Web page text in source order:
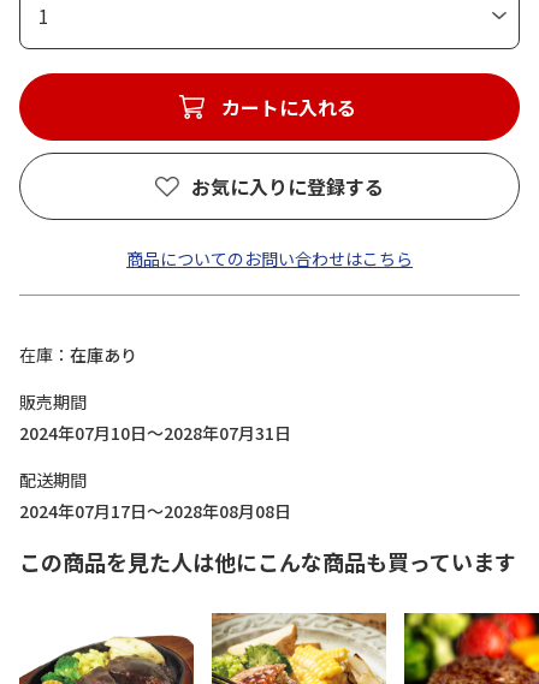
1
カートに入れる
お気に入りに登録する
商品についてのお問い合わせはこちら
在庫
在庫あり
販売期間
2024年07月10日～2028年07月31日
配送期間
2024年07月17日～2028年08月08日
この商品を見た人は他にこんな商品も買っています